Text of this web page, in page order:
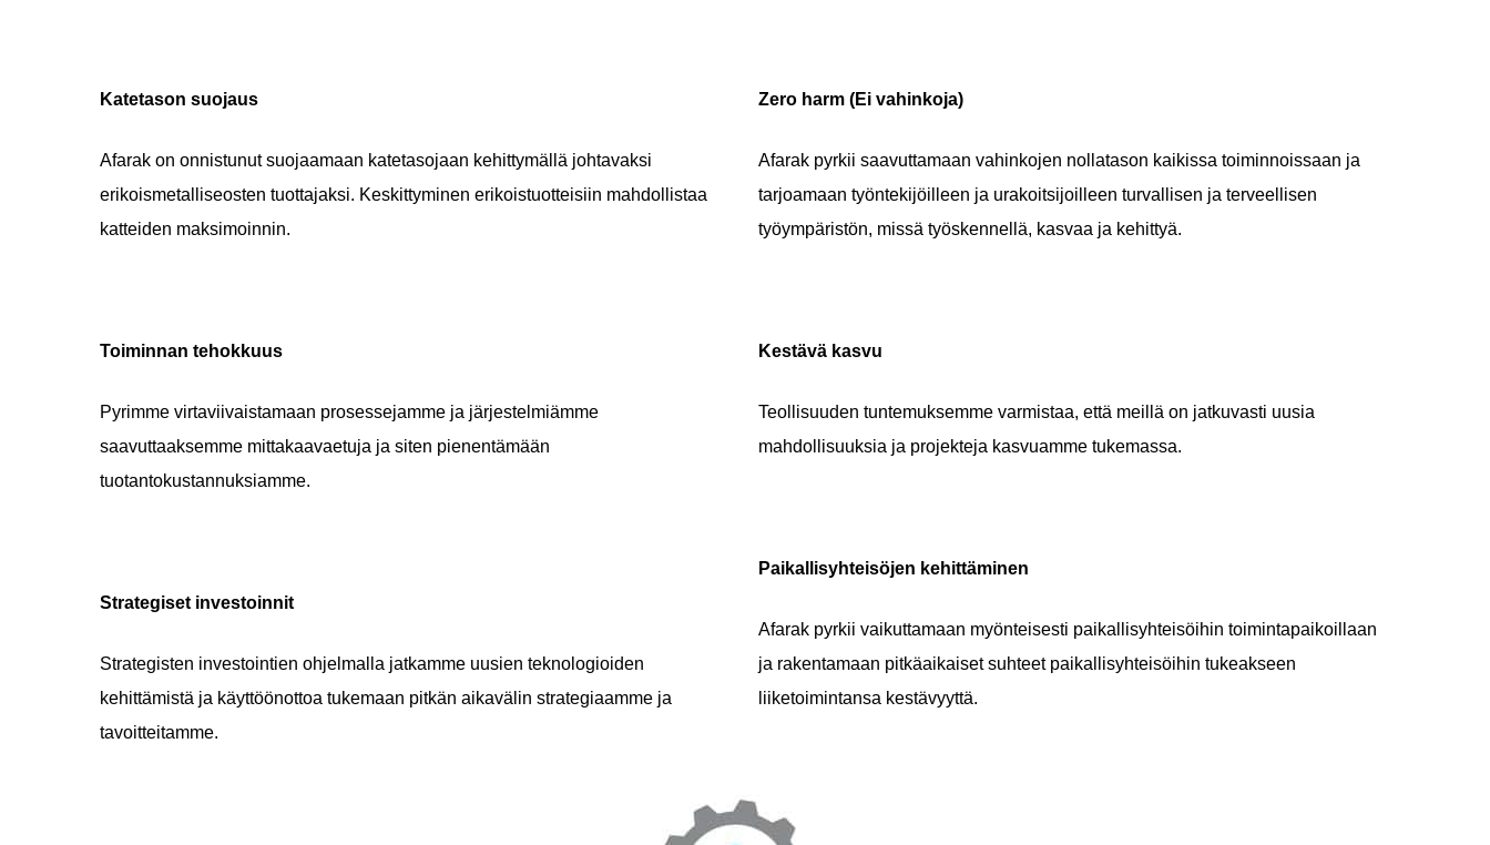
Katetason suojaus
Afarak on onnistunut suojaamaan katetasojaan kehittymällä johtavaksi
erikoismetalliseosten tuottajaksi. Keskittyminen erikoistuotteisiin mahdollistaa
katteiden maksimoinnin.
Toiminnan tehokkuus
Pyrimme virtaviivaistamaan prosessejamme ja järjestelmiämme
saavuttaaksemme mittakaavaetuja ja siten pienentämään
tuotantokustannuksiamme.
Strategiset investoinnit
Strategisten investointien ohjelmalla jatkamme uusien teknologioiden
kehittämistä ja käyttöönottoa tukemaan pitkän aikavälin strategiaamme ja
tavoitteitamme.
Zero harm (Ei vahinkoja)
Afarak pyrkii saavuttamaan vahinkojen nollatason kaikissa toiminnoissaan ja
tarjoamaan työntekijöilleen ja urakoitsijoilleen turvallisen ja terveellisen
työympäristön, missä työskennellä, kasvaa ja kehittyä.
Kestävä kasvu
Teollisuuden tuntemuksemme varmistaa, että meillä on jatkuvasti uusia
mahdollisuuksia ja projekteja kasvuamme tukemassa.
Paikallisyhteisöjen kehittäminen
Afarak pyrkii vaikuttamaan myönteisesti paikallisyhteisöihin toimintapaikoillaan
ja rakentamaan pitkäaikaiset suhteet paikallisyhteisöihin tukeakseen
liiketoimintansa kestävyyttä.